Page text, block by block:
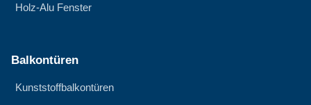
Holz-Alu Fenster
Balkontüren
Kunststoffbalkontüren